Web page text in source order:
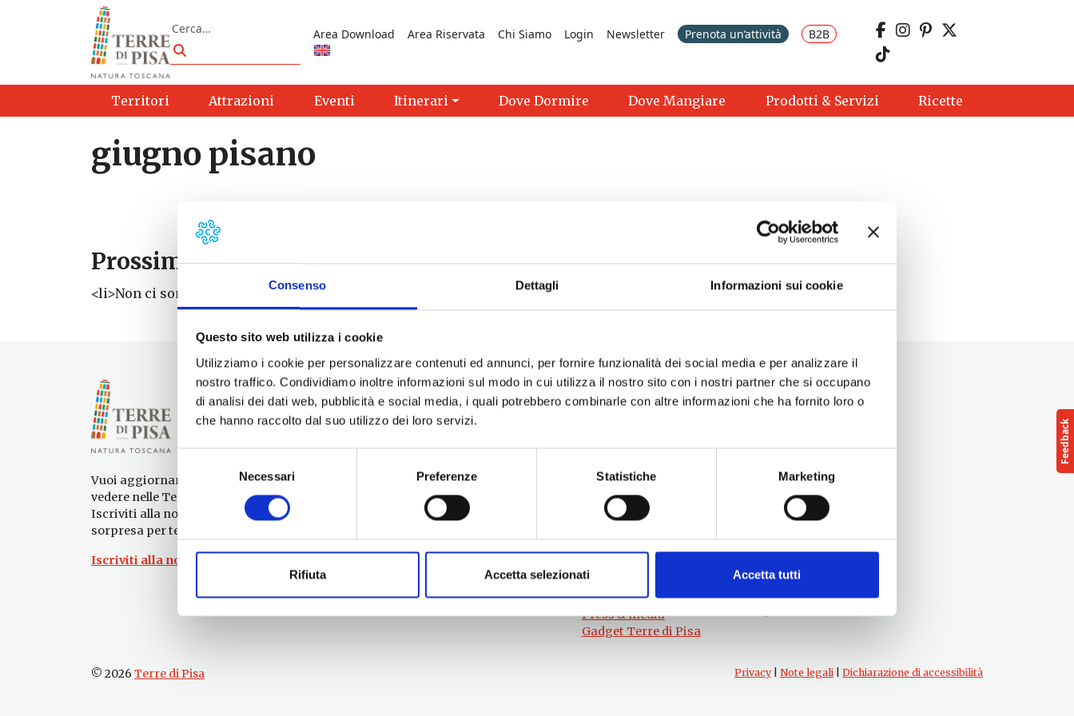
Consenso Dettagli Informazioni sui cookie
Questo sito web utilizza i cookie
Utilizziamo i cookie per personalizzare contenuti ed annunci, per fornire funzionalità dei social media e per analizzare il
nostro traffico. Condividiamo inoltre informazioni sul modo in cui utilizza il nostro sito con i nostri partner che si occupano
di analisi dei dati web, pubblicità e social media, i quali potrebbero combinarle con altre informazioni che ha fornito loro o
che hanno raccolto dal suo utilizzo dei loro servizi.
del
Necessari Preferenze Statistiche Marketing
Rifiuta Accetta selezionati Accetta tutti
Vai al contenuto
Cerca
Cerca
Area Download Area Riservata Chi Siamo Login Newsletter Prenota un’attività B2B
Territori Attrazioni Eventi Itinerari Dove Dormire Dove Mangiare Prodotti & Servizi Ricette
giugno pisano
Prossimi eventi
<li>Non ci sono eventi con questo tag</li>
Vuoi aggiornamenti su cosa fare e cosa
vedere nelle Terre di Pisa?
Iscriviti alla nostra newsletter! Subito una
sorpresa per te!
Iscriviti alla nostra Newsletter!
Per informazioni
Servizio Promozione e Sviluppo delle
Ufficio Internazionalizzazione,
Turismo e Beni Culturali
turismo@tno.camcom.it
#lemieTerrediPisa
Esperienze
Territori
Prodotti e Servizi
Chi Siamo
Press & media
Gadget Terre di Pisa
Seguici su
© 2026 Terre di Pisa Privacy| Note legali Dichiarazione di accessibilità